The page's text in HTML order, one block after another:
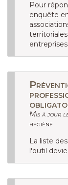
Pour
enquête
Mis à jour
hygiène
La liste
l'outil